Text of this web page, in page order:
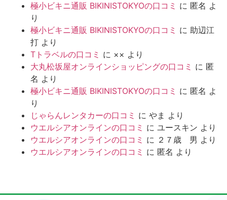
極小ビキニ通販 BIKINISTOKYOの口コミ に 匿名 よ
り
極小ビキニ通販 BIKINISTOKYOの口コミ に 助辺江
打 より
Tトラベルの口コミ に ×× より
大丸松坂屋オンラインショッピングの口コミ に 匿
名 より
極小ビキニ通販 BIKINISTOKYOの口コミ に 匿名 よ
り
じゃらんレンタカーの口コミ に やま より
ウエルシアオンラインの口コミ に ユースキン より
ウエルシアオンラインの口コミ に ２７歳 男 より
ウエルシアオンラインの口コミ に 匿名 より